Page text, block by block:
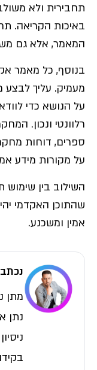
תחבירית ולא
באיכות הקריאה.
המאמר, אלא גם
בנוסף, כל מאמר
מעמיק. עליך לבצע
על הנושא כדי
רלוונטי ונכון.
ספרים, דוחות
על מקורות מידע
השילוב בין
שהתוכן האקדמי
אמין ומשכנע.
מתן